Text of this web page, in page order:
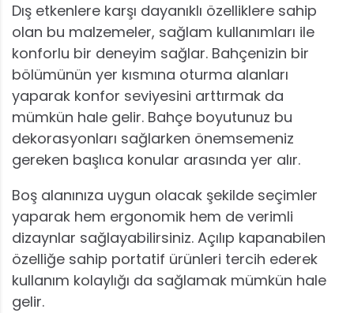
Dış etkenlere karşı dayanıklı özelliklere sahip
olan bu malzemeler, sağlam kullanımları ile
konforlu bir deneyim sağlar. Bahçenizin bir
bölümünün yer kısmına oturma alanları
yaparak konfor seviyesini arttırmak da
mümkün hale gelir. Bahçe boyutunuz bu
dekorasyonları sağlarken önemsemeniz
gereken başlıca konular arasında yer alır.
Boş alanınıza uygun olacak şekilde seçimler
yaparak hem ergonomik hem de verimli
dizaynlar sağlayabilirsiniz. Açılıp kapanabilen
özelliğe sahip portatif ürünleri tercih ederek
kullanım kolaylığı da sağlamak mümkün hale
gelir.